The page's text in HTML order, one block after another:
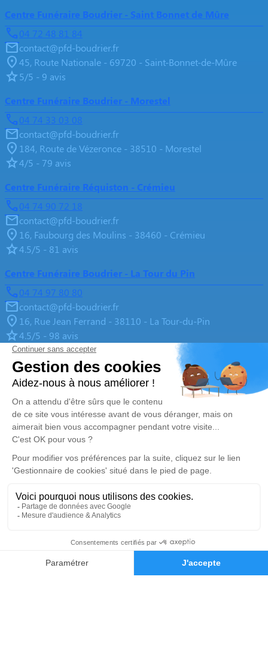
Demande de devis
Centre Funéraire Boudrier - Saint Bonnet de Mûre
04 72 48 81 84
contact@pfd-boudrier.fr
45, Route Nationale - 69720 - Saint-Bonnet-de-Mûre
5/5 - 9 avis
Centre Funéraire Boudrier - Morestel
04 74 33 03 08
contact@pfd-boudrier.fr
184, Route de Vézeronce - 38510 - Morestel
4/5 - 79 avis
Centre Funéraire Réquiston - Crémieu
04 74 90 72 18
contact@pfd-boudrier.fr
16, Faubourg des Moulins - 38460 - Crémieu
4.5/5 - 81 avis
Centre Funéraire Boudrier - La Tour du Pin
04 74 97 80 80
contact@pfd-boudrier.fr
16, Rue Jean Ferrand - 38110 - La Tour-du-Pin
4.5/5 - 98 avis
Centre Funéraire Boudrier - La Verpillère
04 81 61 04 20
695, Rue de la République - 38290 - La Verpillière
4.8/5 - 98 avis
Centre Funéraire Boudrier - Bourgoin-Jallieu
04 74 28 22 44
31, Rue Lavoisier - 38300 - Bourgoin-Jallieu
4.6/5 - 442 avis
Nos Services
Demande de rendez-vous en